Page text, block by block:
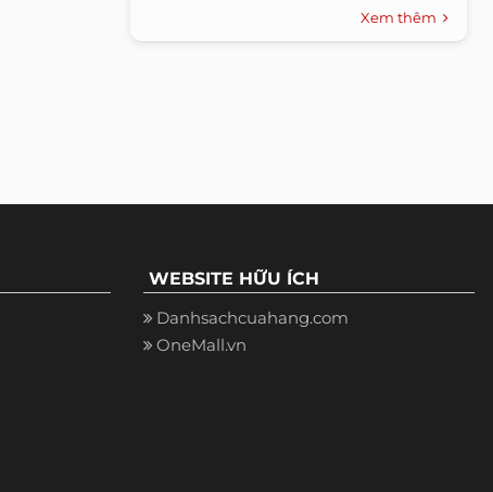
Xem thêm
WEBSITE HỮU ÍCH
Danhsachcuahang.com
OneMall.vn